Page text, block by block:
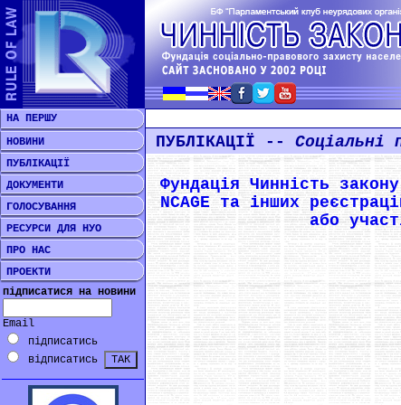
НА ПЕРШУ
НОВИНИ
ПУБЛІКАЦІЇ
ДОКУМЕНТИ
ГОЛОСУВАННЯ
РЕСУРСИ ДЛЯ НУО
ПРО НАС
ПРОЕКТИ
підписатися на новини
Email
підписатись
відписатись
ПУБЛІКАЦІЇ -- Соціальні
Фундація Чинність
NCAGE та інших
або